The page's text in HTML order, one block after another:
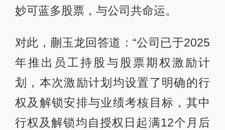
妙可蓝多股票，与公司共命运。
对此，蒯玉龙回答道：“公司已于2025
年推出员工持股与股票期权激励计
划，本次激励计划均设置了明确的行
权及解锁安排与业绩考核目标，其中
行权及解锁均自授权日起满12个月后